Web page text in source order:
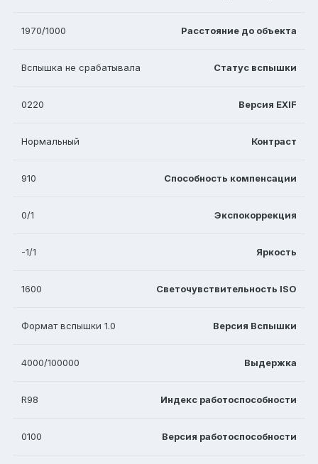
Расстояние до объекта
1970/1000
Статус вспышки
Вспышка не срабатывала
Версия EXIF
0220
Контраст
Нормальный
Способность компенсации
910
Экспокоррекция
0/1
Яркость
-1/1
Светочувствительность ISO
1600
Версия Вспышки
Формат вспышки 1.0
Выдержка
4000/100000
Индекс работоспособности
R98
Версия работоспособности
0100